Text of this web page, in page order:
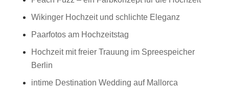
Wikinger Hochzeit und schlichte Eleganz
Paarfotos am Hochzeitstag
Hochzeit mit freier Trauung im Spreespeicher
Berlin
intime Destination Wedding auf Mallorca